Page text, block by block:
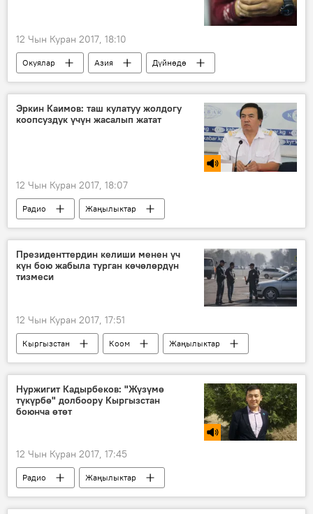
12 Чын Куран 2017, 18:10
Окуялар Азия
Дүйнөдө
Жаңылыктар
Казакстан
Алматы
мушташ
Эркин Каимов: таш кулатуу жолдогу
коопсуздук үчүн жасалып жатат
12 Чын Куран 2017, 18:07
Радио
Жаңылыктар
Бишкек-Торугарт автожолу
таш
Президенттердин келиши менен үч
күн бою жабыла турган көчөлөрдүн
тизмеси
12 Чын Куран 2017, 17:51
Кыргызстан Коом
Жаңылыктар
Евразиялык экономикалык биримдик
жол кыймылы
милиция
ЕАЭБге мүчө мамлекеттердин президенттеринин саммити жана ЖККУнун бейрасмий жолугушуусу
Нуржигит Кадырбеков: "Жүзүмө
түкүрбө" долбоору Кыргызстан
боюнча өтөт
12 Чын Куран 2017, 17:45
Радио
Жаңылыктар
Баткен облусу
Нуржигит Кадырбеков